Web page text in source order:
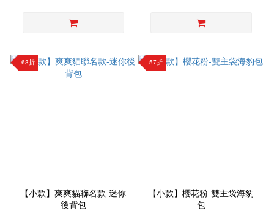
63折
【小款】爽爽貓聯名款-迷你
後背包
57折
【小款】櫻花粉-雙主袋海豹
包